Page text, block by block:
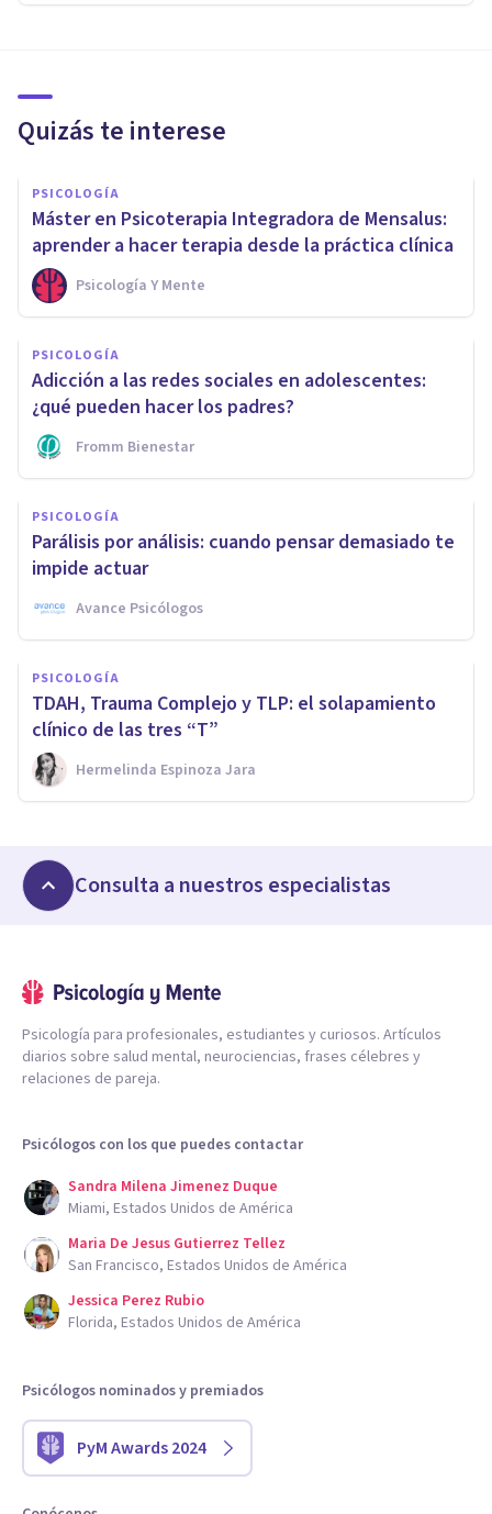
Quizás te interese
PSICOLOGÍA
Máster en Psicoterapia Integradora de Mensalus:
aprender a hacer terapia desde la práctica clínica
Psicología Y Mente
PSICOLOGÍA
Adicción a las redes sociales en adolescentes:
¿qué pueden hacer los padres?
Fromm Bienestar
PSICOLOGÍA
Parálisis por análisis: cuando pensar demasiado te
impide actuar
Avance Psicólogos
PSICOLOGÍA
TDAH, Trauma Complejo y TLP: el solapamiento
clínico de las tres “T”
Hermelinda Espinoza Jara
Consulta a nuestros especialistas
Psicología para profesionales, estudiantes y curiosos. Artículos
diarios sobre salud mental, neurociencias, frases célebres y
relaciones de pareja.
Psicólogos con los que puedes contactar
Sandra Milena Jimenez Duque
Miami, Estados Unidos de América
Maria De Jesus Gutierrez Tellez
San Francisco, Estados Unidos de América
Jessica Perez Rubio
Florida, Estados Unidos de América
Psicólogos nominados y premiados
PyM Awards 2024